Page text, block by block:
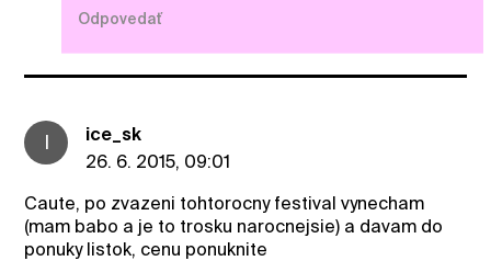
Odpovedať
I
ice_sk
26. 6. 2015, 09:01
Caute, po zvazeni tohtorocny festival vynecham
(mam babo a je to trosku narocnejsie) a davam do
ponuky listok, cenu ponuknite